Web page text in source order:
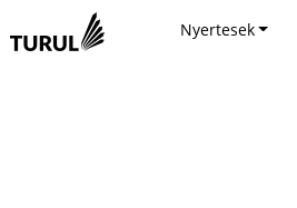
Nyertesek